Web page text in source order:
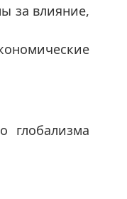
за влияние,
глобализма